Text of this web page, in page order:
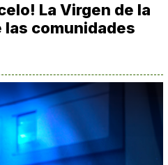
La Virgen de la
comunidades